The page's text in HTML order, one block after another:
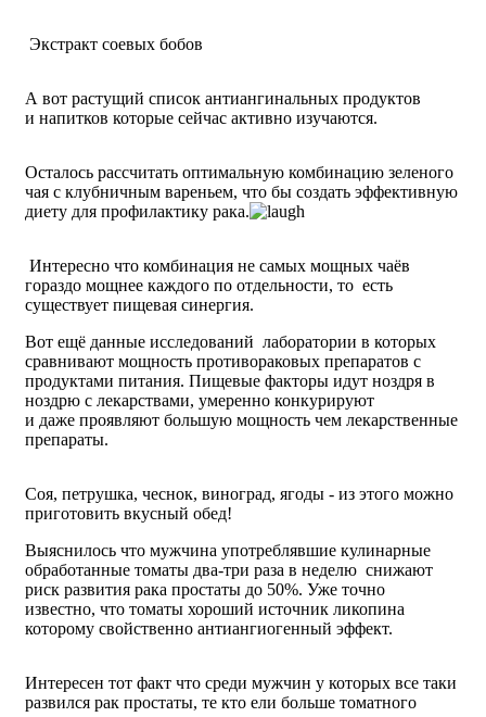
Экстракт соевых бобов
А вот растущий список антиангинальных продуктов
и напитков которые сейчас активно изучаются.
Осталось рассчитать оптимальную комбинацию зеленого
чая с клубничным вареньем, что бы создать эффективную
диету для профилактику рака.
Интересно что комбинация не самых мощных чаёв
гораздо мощнее каждого по отдельности, то есть
существует пищевая синергия.
Вот ещё данные исследований лаборатории в которых
сравнивают мощность противораковых препаратов с
продуктами питания. Пищевые факторы идут ноздря в
ноздрю с лекарствами, умеренно конкурируют
и даже проявляют большую мощность чем лекарственные
препараты.
Соя, петрушка, чеснок, виноград, ягоды - из этого можно
приготовить вкусный обед!
Выяснилось что мужчина употреблявшие кулинарные
обработанные томаты два-три раза в неделю снижают
риск развития рака простаты до 50%. Уже точно
известно, что томаты хороший источник ликопина
которому свойственно антиангиогенный эффект.
Интересен тот факт что среди мужчин у которых все таки
развился рак простаты, те кто ели больше томатного